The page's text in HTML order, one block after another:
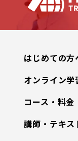
はじめての方
オンライン学
コース・料金
講師・テキス